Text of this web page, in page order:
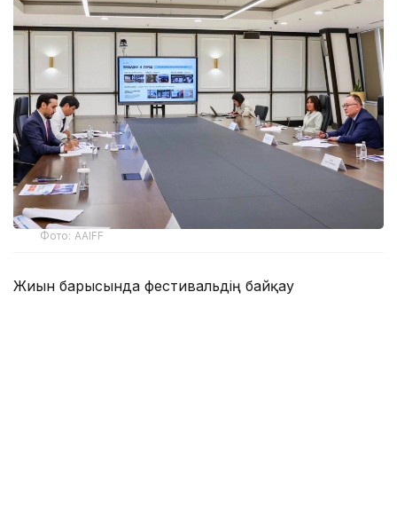
Фото: AAIFF
Жиын барысында фестивальдің байқау